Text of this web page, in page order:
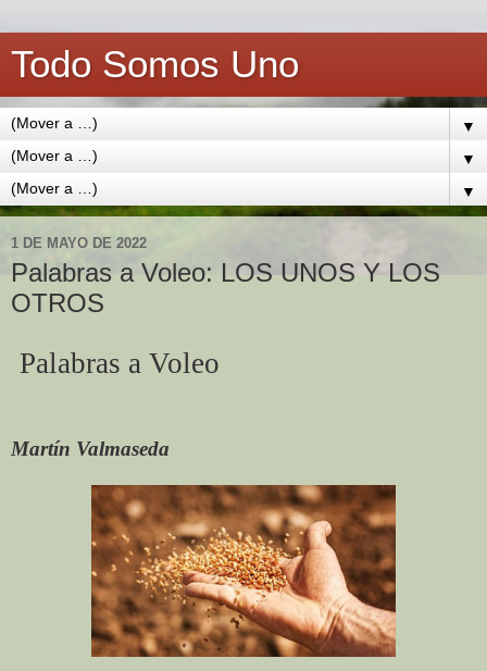
Todo Somos Uno
▼
▼
▼
1 DE MAYO DE 2022
Palabras a Voleo: LOS UNOS Y LOS
OTROS
Palabras a Voleo
Martín Valmaseda